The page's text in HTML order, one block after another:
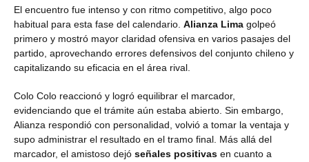
El encuentro fue intenso y con ritmo competitivo, algo poco
habitual para esta fase del calendario. Alianza Lima golpeó
primero y mostró mayor claridad ofensiva en varios pasajes del
partido, aprovechando errores defensivos del conjunto chileno y
capitalizando su eficacia en el área rival.
Colo Colo reaccionó y logró equilibrar el marcador,
evidenciando que el trámite aún estaba abierto. Sin embargo,
Alianza respondió con personalidad, volvió a tomar la ventaja y
supo administrar el resultado en el tramo final. Más allá del
marcador, el amistoso dejó señales positivas en cuanto a